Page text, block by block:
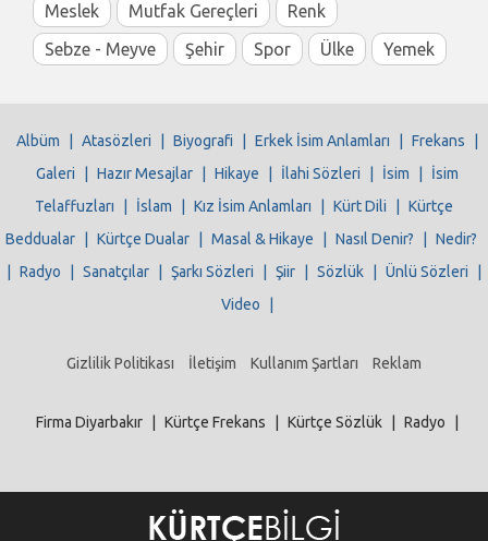
Meslek
Mutfak Gereçleri
Renk
Sebze - Meyve
Şehir Spor Ülke Yemek
Albüm Atasözleri Biyografi Erkek İsim Anlamları Frekans
Galeri
Hazır Mesajlar Hikaye İlahi Sözleri İsim
İsim
Telaffuzları
İslam Kız İsim Anlamları Kürt Dili
Kürtçe
Beddualar
Kürtçe Dualar Masal & Hikaye Nasıl Denir?
Nedir?
Radyo Sanatçılar Şarkı Sözleri Şiir Sözlük Ünlü Sözleri
Video
Gizlilik Politikası İletişim Kullanım Şartları Reklam
Firma Diyarbakır Kürtçe Frekans Kürtçe Sözlük Radyo